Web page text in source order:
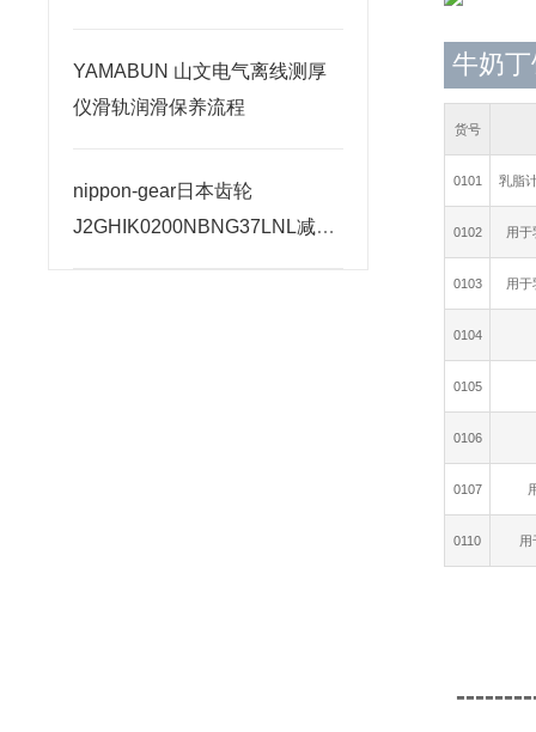
YAMABUN 山文电气离线测厚
仪滑轨润滑保养流程
nippon-gear日本齿轮
J2GHIK0200NBNG37LNL减速
牛奶
货号
0101 乳脂
0102 用于
0103 用于
0104
0105
0106
0107
0110 用